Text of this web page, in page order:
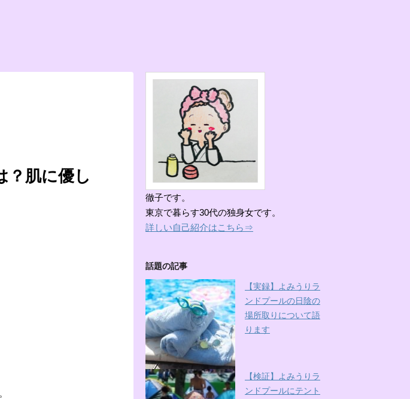
？肌に優し
徹子です。
東京で暮らす30代の独身女です。
詳しい自己紹介はこちら⇒
話題の記事
【実録】よみうりラ
ンドプールの日陰の
場所取りについて語
ります
【検証】よみうりラ
ンドプールにテント